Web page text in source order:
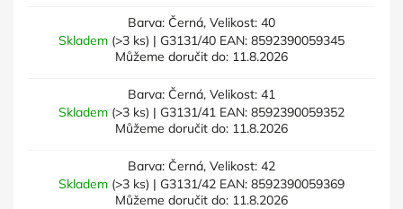
Barva: Černá, Velikost: 40
Skladem (>3 ks) | G3131/40 EAN: 8592390059345
Můžeme doručit do: 11.8.2026
Barva: Černá, Velikost: 41
Skladem (>3 ks) | G3131/41 EAN: 8592390059352
Můžeme doručit do: 11.8.2026
Barva: Černá, Velikost: 42
Skladem (>3 ks) | G3131/42 EAN: 8592390059369
Můžeme doručit do: 11.8.2026